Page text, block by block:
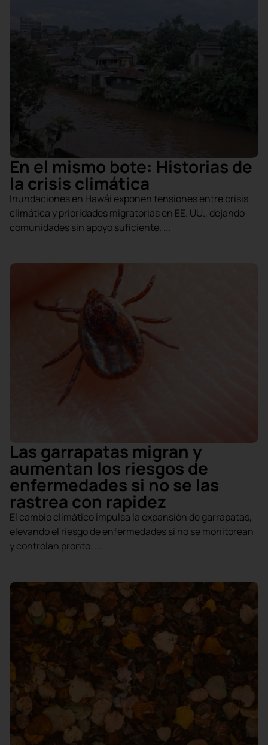
En el mismo bote: Historias de
la crisis climática
Inundaciones en Hawái exponen tensiones entre crisis
climática y prioridades migratorias en EE. UU., dejando
comunidades sin apoyo suficiente. ...
Las garrapatas migran y
aumentan los riesgos de
enfermedades si no se las
rastrea con rapidez
El cambio climático impulsa la expansión de garrapatas,
elevando el riesgo de enfermedades si no se monitorean
y controlan pronto. ...